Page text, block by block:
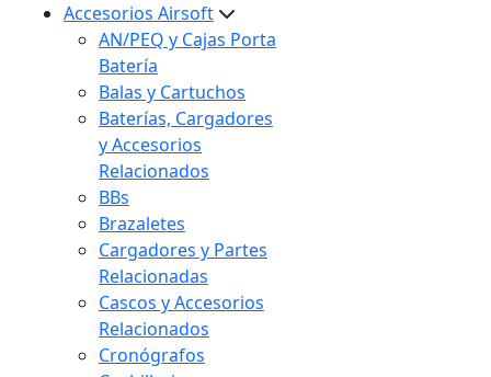
Accesorios Airsoft
AN/PEQ y Cajas Porta
Batería
Balas y Cartuchos
Baterías, Cargadores
y Accesorios
Relacionados
BBs
Brazaletes
Cargadores y Partes
Relacionadas
Cascos y Accesorios
Relacionados
Cronógrafos